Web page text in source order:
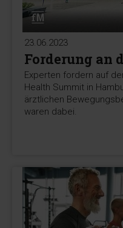
23.06.2023
Forderung an
Experten fordern auf
Health Summit in
ärztlichen
waren dabei.